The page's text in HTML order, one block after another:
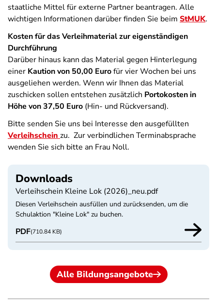
staatliche Mittel für externe Partner beantragen. Alle
wichtigen Informationen darüber finden Sie beim StMUK.
Kosten für das Verleihmaterial zur eigenständigen
Durchführung
Darüber hinaus kann das Material gegen Hinterlegung
einer Kaution von 50,00 Eurofür vier Wochen bei uns
ausgeliehen werden. Wenn wir Ihnen das Material
zuschicken sollen entstehen zusätzlich Portokosten in
Höhe von 37,50 Euro (Hin- und Rückversand).
Bitte senden Sie uns bei Interesse den ausgefüllten
Verleihschein zu. Zur verbindlichen Terminabsprache
wenden Sie sich bitte an Frau Noll.
Downloads
Verleihschein Kleine Lok (2026)_neu.pdf
Diesen Verleihschein ausfüllen und zurücksenden, um die
Schulaktion "Kleine Lok" zu buchen.
PDF(710.84 KB)
Alle Bildungsangebote